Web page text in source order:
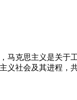
克思主义是关
义社会及其进程，